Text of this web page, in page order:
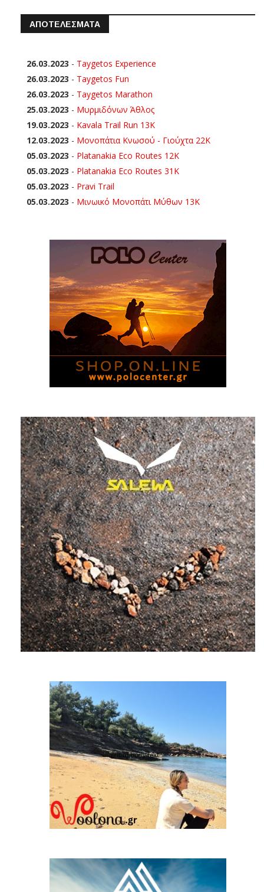
ΑΠΟΤΕΛΕΣΜΑΤΑ
26.03.2023 - Taygetos Experience
26.03.2023 - Taygetos Fun
26.03.2023 - Taygetos Marathon
25.03.2023 - Μυρμιδόνων Άθλος
19.03.2023 - Kavala Trail Run 13K
12.03.2023 - Μονοπάτια Κνωσού - Γιούχτα 22Κ
05.03.2023 - Platanakia Eco Routes 12K
05.03.2023 - Platanakia Eco Routes 31K
05.03.2023 - Pravi Trail
05.03.2023 - Μινωικό Μονοπάτι Μύθων 13Κ